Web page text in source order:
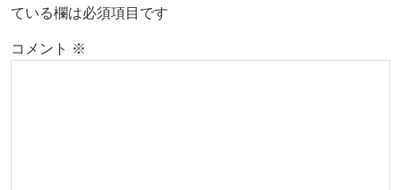
ている欄は必須項目です
コメント ※